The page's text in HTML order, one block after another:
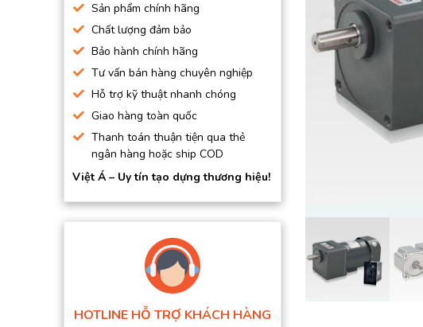
BƠM MÀNG KHÍ NÉN
BƠM HÚT CHÂN KHÔNG
BƠM ĐỊNH LƯỢNG
MOTOR, HỘP GIẢM TỐC
MÁY TẠO KHÍ NITO
Sản phẩm chính hãng
Chất lượng đảm bảo
Bảo hành chính hãng
Tư vấn bán hàng chuyên nghiệp
Hỗ trợ kỹ thuật nhanh chóng
Giao hàng toàn quốc
Thanh toán thuận tiện qua thẻ
ngân hàng hoặc ship COD
Việt Á – Uy tín tạo dựng thương hiệu!
HOTLINE HỖ TRỢ KHÁCH HÀNG